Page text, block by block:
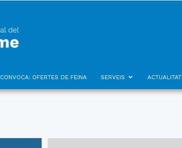
CONVOCA: OFERTES DE FEINA SERVEIS ACTUALITAT